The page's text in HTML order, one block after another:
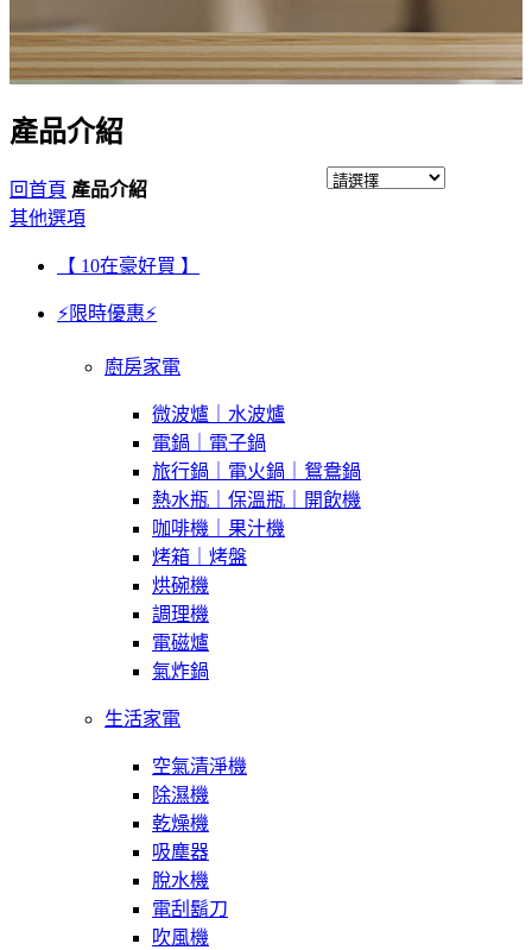
產品介紹
回首頁 產品介紹
其他選項
【 10在豪好買 】
⚡限時優惠⚡
廚房家電
微波爐｜水波爐
電鍋｜電子鍋
旅行鍋｜電火鍋｜鴛鴦鍋
熱水瓶｜保溫瓶｜開飲機
咖啡機｜果汁機
烤箱｜烤盤
烘碗機
調理機
電磁爐
氣炸鍋
生活家電
空氣清淨機
除濕機
乾燥機
吸塵器
脫水機
電刮鬍刀
吹風機